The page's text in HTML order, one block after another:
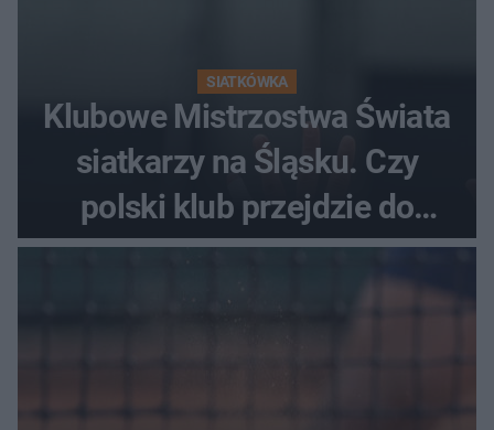
SIATKÓWKA
Klubowe Mistrzostwa Świata
siatkarzy na Śląsku. Czy
polski klub przejdzie do
historii